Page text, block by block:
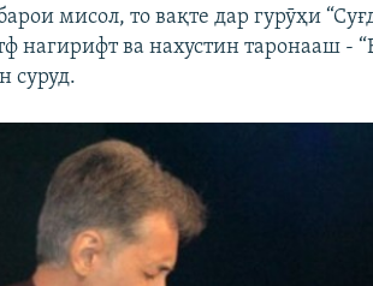
мисол, то вақте дар гурӯҳи
нагирифт ва нахустин таронааш -
суруд.